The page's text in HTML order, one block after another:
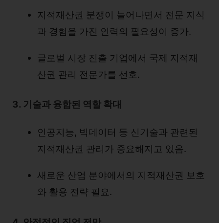
지적재산권 분쟁이 늘어나면서 전문 지식
과 경험을 가진 인력의 필요성이 증가.
글로벌 시장 진출 기업에서 국제 지적재
산권 관리 전문가를 선호.
3. 기술과 융합된 역할 확대
인공지능, 빅데이터 등 신기술과 관련된
지적재산권 관리가 중요해지고 있음.
새로운 산업 분야에서의 지적재산권 보호
와 활용 전략 필요.